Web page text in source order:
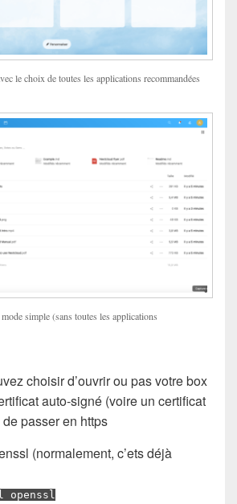
le choix de toutes les applications recommandées
mode simple (sans toutes les applications
choisir d’ouvrir ou pas votre box
auto-signé (voire un certificat
passer en https
(normalement, c’ets déjà
openssl